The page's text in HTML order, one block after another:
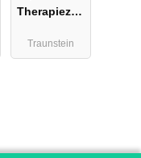
Therapiezen
Traunstein
Traunstein